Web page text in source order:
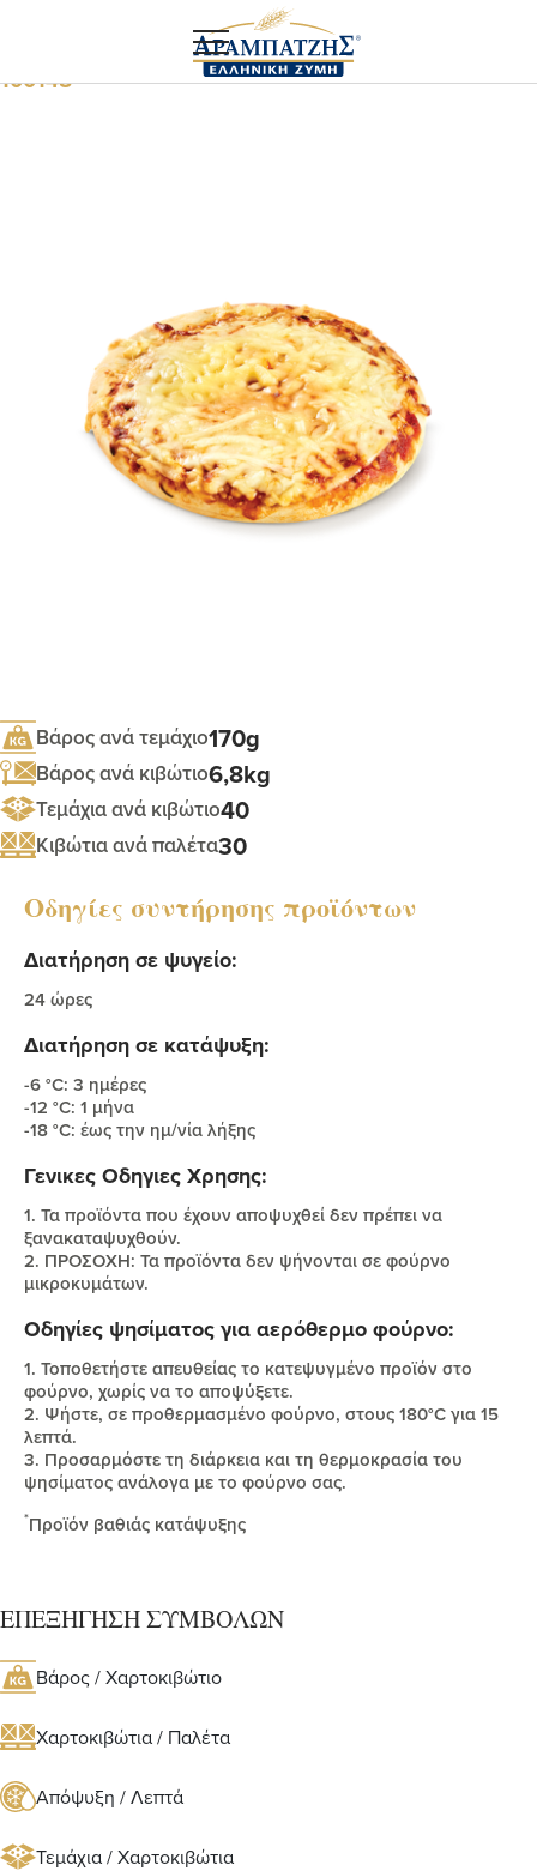
Πίτσα μαργαρίτα στρογγυλή
100148
Βάρος ανά τεμάχιο170g
Βάρος ανά κιβώτιο6,8kg
Τεμάχια ανά κιβώτιο40
Κιβώτια ανά παλέτα30
Οδηγίες συντήρησης προϊόντων
Διατήρηση σε ψυγείο:
24 ώρες
Διατήρηση σε κατάψυξη:
-6 °C: 3 ημέρες
-12 °C: 1 μήνα
-18 °C: έως την ημ/νία λήξης
Γενικες Οδηγιες Χρησης:
1. Τα προϊόντα που έχουν αποψυχθεί δεν πρέπει να
ξανακαταψυχθούν.
2. ΠΡΟΣΟΧΗ: Τα προϊόντα δεν ψήνονται σε φούρνο
μικροκυμάτων.
Οδηγίες ψησίματος για αερόθερμο φούρνο:
1. Τοποθετήστε απευθείας το κατεψυγμένο προϊόν στο
φούρνο, χωρίς να το αποψύξετε.
2. Ψήστε, σε προθερμασμένο φούρνο, στους 180°C για 15
λεπτά.
3. Προσαρμόστε τη διάρκεια και τη θερμοκρασία του
ψησίματος ανάλογα με το φούρνο σας.
*Προϊόν βαθιάς κατάψυξης
ΕΠΕΞΗΓΗΣΗ ΣΥΜΒΟΛΩΝ
Βάρος / Χαρτοκιβώτιο
Χαρτοκιβώτια / Παλέτα
Απόψυξη / Λεπτά
Τεμάχια / Χαρτοκιβώτια